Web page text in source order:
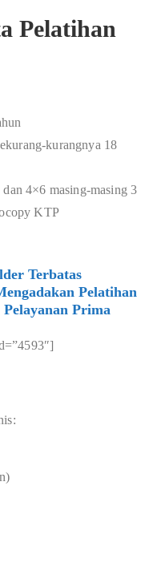
Pelatihan
kurangnya 18
4×6 masing-masing 3
KTP
Terbatas
Pelatihan
Prima